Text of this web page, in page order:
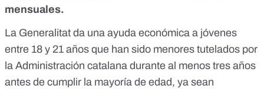
mensuales.
La Generalitat da una ayuda económica a jóvenes
entre 18 y 21 años que han sido menores tutelados por
la Administración catalana durante al menos tres años
antes de cumplir la mayoría de edad, ya sean